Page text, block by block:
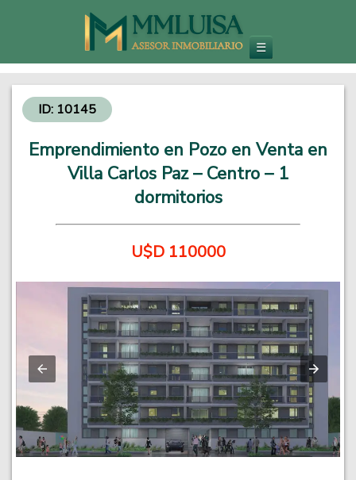
Inmobiliaria en Carlos Paz
Venta de Departamentos y Propiedades - Inversiones Inmobiliarias
☰
ID: 10145
Emprendimiento en Pozo en Venta en
Villa Carlos Paz – Centro – 1
dormitorios
U$D 110000